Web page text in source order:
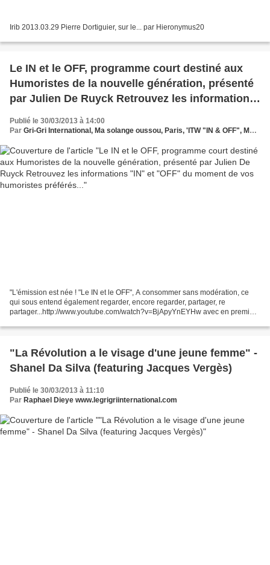
Irib 2013.03.29 Pierre Dortiguier, sur le... par Hieronymus20
Le IN et le OFF, programme court destiné aux
Humoristes de la nouvelle génération, présenté
par Julien De Ruyck Retrouvez les informations
"IN" et "OFF" du moment de vos humoristes
préférés...
Publié le 30/03/2013 à 14:00
Par Gri-Gri International, Ma solange oussou, Paris, 'ITW "IN & OFF", Ma solange oussou, Julien De ruck, Bonne nouvelle Production, France,
"L'émission est née ! "Le IN et le OFF", A consommer sans modération, ce
qui sous entend également regarder, encore regarder, partager, re
partager...http://www.youtube.com/watch?v=BjApyYnEYHw avec en première
"La Révolution a le visage d'une jeune femme" -
Shanel Da Silva (featuring Jacques Vergès)
Publié le 30/03/2013 à 11:10
Par Raphael Dieye www.legrigriinternational.com